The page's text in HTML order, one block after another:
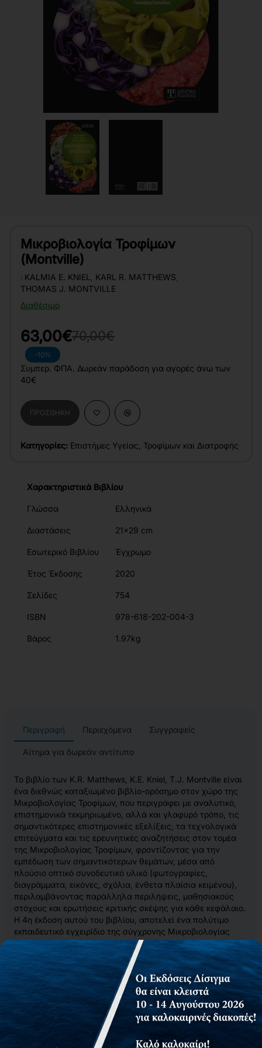
Μικροβιολογία Τροφίμων
(Montville)
Διαθέσιμο
: KALMIA E. KNIEL KARL R. MATTHEWS
THOMAS J. MONTVILLE
-10%
63,00€70,00€
Συμπερ. ΦΠΑ. Δωρεάν παράδοση για αγορές άνω των
40€
ΠΡΟΣΘΉΚΗ
Κατηγορίες: Επιστήμες Υγείας Τροφίμων και Διατροφής
Χαρακτηριστικά Βιβλίου
Γλώσσα Ελληνικά
Διαστάσεις 21x29 cm
Εσωτερικό Βιβλίου Έγχρωμο
Έτος Έκδοσης 2020
Σελίδες 754
ISBN 978-618-202-004-3
Βάρος 1.97kg
Περιγραφή Περιεχόμενα Συγγραφείς
Αίτημα για δωρεάν αντίτυπο
Το βιβλίο των K.R. Matthews, K.E. Kniel, T.J. Montville είναι
ένα διεθνώς καταξιωμένο βιβλίο-ορόσημο στον χώρο της
Μικροβιολογίας Τροφίμων, που περιγράφει με αναλυτικό,
επιστημονικά τεκμηριωμένο, αλλά και γλαφυρό τρόπο, τις
σημαντικότερες επιστημονικές εξελίξεις, τα τεχνολογικά
επιτεύγματα και τις ερευνητικές αναζητήσεις στον τομέα
της Μικροβιολογίας Τροφίμων, φροντίζοντας για την
εμπέδωση των σημαντικότερων θεμάτων, μέσα από
πλούσιο οπτικό συνοδευτικό υλικό (φωτογραφίες,
διαγράμματα, εικόνες, σχόλια, ένθετα πλαίσια κειμένου),
περιλαμβάνοντας παράλληλα περιλήψεις, μαθησιακούς
στόχους και ερωτήσεις κριτικής σκέψης για κάθε κεφάλαιο.
Η 4η έκδοση αυτού του βιβλίου, αποτελεί ένα πολύτιμο
εκπαιδευτικό εγχειρίδιο της σύγχρονης Μικροβιολογίας
Τροφίμων για τους φοιτητές, καθώς και τους διδάσκοντες
των Ελληνικών Πανεπιστημίων, αλλά και βιβλίο αναφοράς
για αυτή την εφαρμοσμένη και με πολλές προεκτάσεις
επιστήμη.
Αποτελεί ένα χρήσιμο εγχειρίδιο σε οποιονδήποτε
ασχολείται με τα τρόφιμα στα πλαίσια της επιστήμης ή/και
της παραγωγής, επεξεργασίας και διακίνησης τροφίμων,
και θέλει να εντρυφήσει στους παθογόνους, αλλοιογόνους,
αλλά και τεχνολογικά ωφέλιμους (ή και προβιοτικούς)